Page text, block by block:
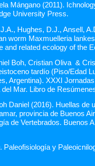
Mángano (2011).
University Press.
Hughes, D.J., Ansell,
worm Maxmuelleria
and related ecology of the
Boh, Cristian Oliva &
tardío (Piso/Edad
Argentina). XXXI
Mar. Libro de
Daniel (2016). Huellas de
provincia de Buenos
de Vertebrados. Buenos
Paleofisiología y